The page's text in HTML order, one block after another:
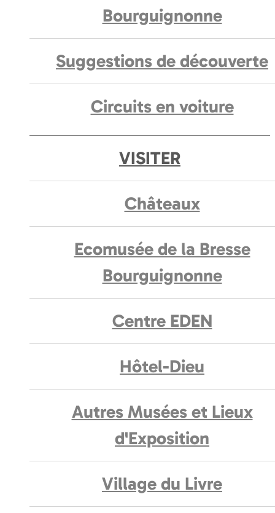
Bourguignonne
Suggestions de découverte
Circuits en voiture
VISITER
Châteaux
Ecomusée de la Bresse
Bourguignonne
Centre EDEN
Hôtel-Dieu
Autres Musées et Lieux
d'Exposition
Village du Livre